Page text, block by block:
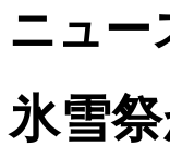
ニュー
氷雪